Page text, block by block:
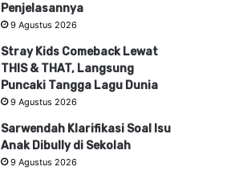
Penjelasannya
9 Agustus 2026
Stray Kids Comeback Lewat
THIS & THAT, Langsung
Puncaki Tangga Lagu Dunia
9 Agustus 2026
Sarwendah Klarifikasi Soal Isu
Anak Dibully di Sekolah
9 Agustus 2026